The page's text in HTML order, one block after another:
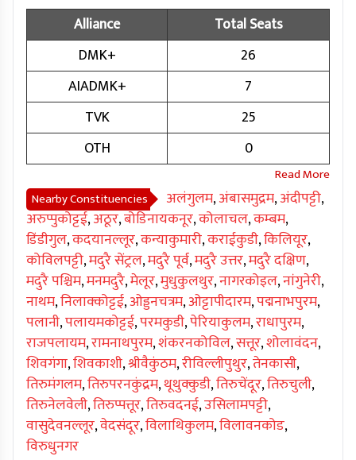
Alliance
Total Seats
DMK+
26
AIADMK+
7
TVK
25
OTH
0
Nearby Constituencies अलंगुलम,अंबासमुद्रम,अंदीपट्टी,
अरुप्पुकोट्टई,अठूर,बोडिनायकनूर,कोलाचल,कम्बम,
डिंडीगुल,कदयानल्लूर,कन्याकुमारी,कराईकुडी,किलियूर,
कोविलपट्टी,मदुरै सेंट्रल,मदुरै पूर्व,मदुरै उत्तर,मदुरै दक्षिण,
मदुरै पश्चिम,मनमदुरै,मेलूर,मुधुकुलथुर,नागरकोइल,नांगुनेरी,
नाथम,निलाक्कोट्टई,ओड्डनचत्रम,ओट्टापीदारम,पद्मनाभपुरम,
पलानी,पलायमकोट्टई,परमकुडी,पेरियाकुलम,राधापुरम,
राजपलायम,रामनाथपुरम,शंकरनकोविल,सत्तूर,शोलावंदन,
शिवगंगा,शिवकाशी,श्रीवैकुंठम,रीविल्लीपुथुर,तेनकासी,
तिरुमंगलम,तिरुपरनकुंद्रम,थूथुक्कुडी,तिरुचेंदूर,तिरुचुली,
तिरुनेलवेली,तिरुप्पत्तूर,तिरुवदनई,उसिलामपट्टी,
वासुदेवनल्लूर,वेदसंदूर,विलाथिकुलम,विलावनकोड,
विरुधुनगर